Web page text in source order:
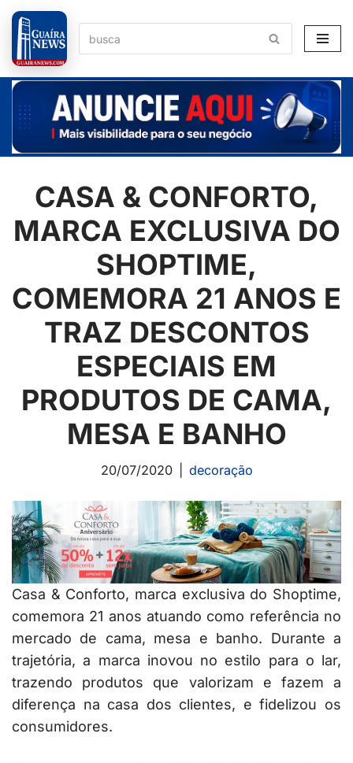
Pular
para
o
conteúdo
CASA & CONFORTO,
MARCA EXCLUSIVA DO
SHOPTIME,
COMEMORA 21 ANOS E
TRAZ DESCONTOS
ESPECIAIS EM
PRODUTOS DE CAMA,
MESA E BANHO
20/07/2020 decoração
Casa & Conforto, marca exclusiva do Shoptime,
comemora 21 anos atuando como referência no
mercado de cama, mesa e banho. Durante a
trajetória, a marca inovou no estilo para o lar,
trazendo produtos que valorizam e fazem a
diferença na casa dos clientes, e fidelizou os
consumidores.